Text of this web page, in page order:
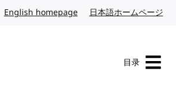
English homepage英文日本語ホームページ
目录